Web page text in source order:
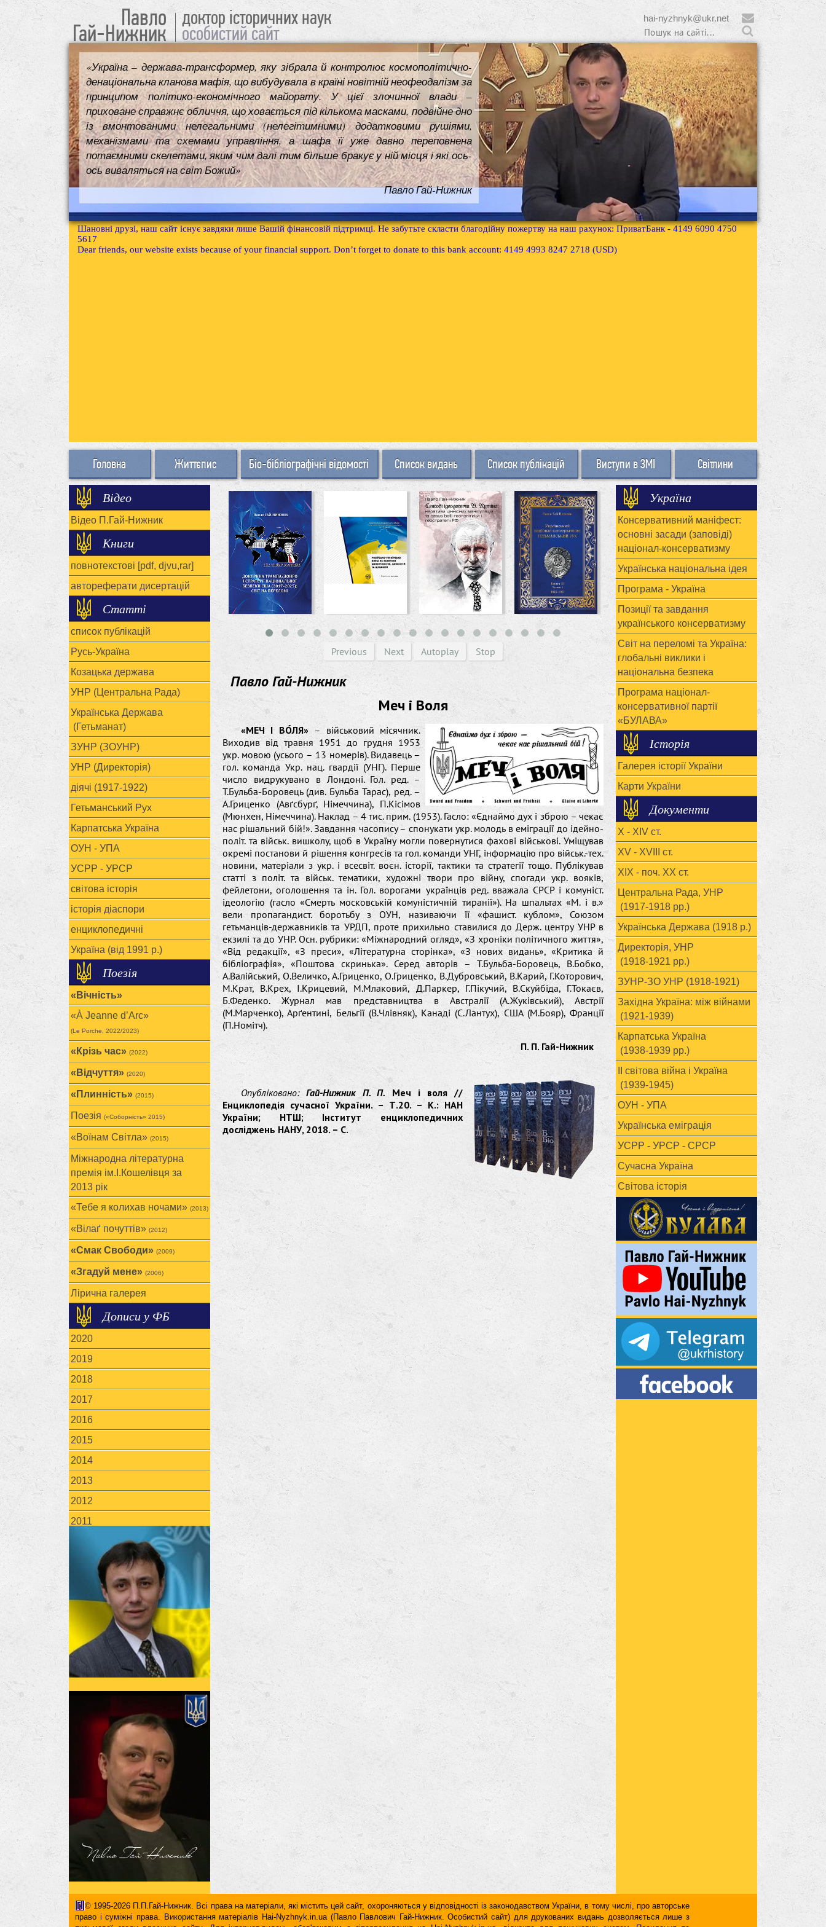
Павло
Гай-Нижник
доктор історичних наук
особистий сайт
hai-nyzhnyk@ukr.net
«Україна – держава-трансформер, яку зібрала й контролює космополітично-
денаціональна кланова мафія, що вибудувала в країні новітній неофеодалізм за
принципом політико-економічного майорату. У цієї злочинної влади –
приховане справжнє обличчя, що ховається під кількома масками, подвійне дно
із вмонтованими нелегальними (нелегітимними) додатковими рушіями,
механізмами та схемами управління, а шафа її уже давно переповнена
потаємними скелетами, яким чим далі тим більше бракує у ній місця і які ось-
ось виваляться на світ Божий»
Павло Гай-Нижник
Шановні друзі, наш сайт існує завдяки лише Вашій фінансовій підтримці. Не забутьте скласти благодійну пожертву на наш рахунок: ПриватБанк - 4149 6090 4750
5617
Dear friends, our website exists because of your financial support. Don’t forget to donate to this bank account: 4149 4993 8247 2718 (USD)
Головна Життєпис Біо-бібліографічні відомості Список видань Список публікацій Виступи в ЗМІ Світлини
Відео
Відео П.Гай-Нижник
Книги
повнотекстові [pdf, djvu,rar]
автореферати дисертацій
Статті
список публікацій
Русь-Україна
Козацька держава
УНР (Центральна Рада)
Українська Держава
(Гетьманат)
ЗУНР (ЗОУНР)
УНР (Директорія)
діячі (1917-1922)
Гетьманський Рух
Карпатська Україна
ОУН - УПА
УСРР - УРСР
світова історія
історія діаспори
енциклопедичні
Україна (від 1991 р.)
Поезія
«Вічність»
«À Jeanne d’Arc»
(Le Porche, 2022/2023)
«Крізь час» (2022)
«Відчуття» (2020)
«Плинність» (2015)
Поезія («Соборність» 2015)
«Воїнам Cвітла» (2015)
Міжнародна літературна
премія ім.І.Кошелівця за
2013 рік
«Тебе я колихав ночами» (2013)
«Вілаґ почуттів» (2012)
«Смак Свободи» (2009)
«Згадуй мене» (2006)
Лірична галерея
Дописи у ФБ
2020
2019
2018
2017
2016
2015
2014
2013
2012
2011
Previous Next Autoplay Stop
Павло Гай-Нижник
Меч і Воля
«МЕЧ І ВО́ЛЯ» – військовий місячник.
Виходив від травня 1951 до грудня 1953
укр. мовою (усього – 13 номерів). Видавець –
гол. команда Укр. нац. гвардії (УНГ). Перше
число видрукувано в Лондоні. Гол. ред. –
Т.Бульба-Боровець (див. Бульба Тарас), ред. –
А.Гриценко (Авґсбурґ, Німеччина), П.Кісімов
(Мюнхен, Німеччина). Наклад – 4 тис. прим. (1953). Гасло: «Єднаймо дух і зброю – чекає
нас рішальний бій!». Завдання часопису – спонукати укр. молодь в еміграції до ідейно-
політ. та військ. вишколу, щоб в Україну могли повернутися фахові військові. Уміщував
окремі постанови й рішення конгресів та гол. команди УНГ, інформацію про військ.-тех.
новини, матеріали з укр. і всесвіт. воєн. історії, тактики та стратегії тощо. Публікував
статті з політ. та військ. тематики, художні твори про війну, спогади укр. вояків,
фейлетони, оголошення та ін. Гол. ворогами українців ред. вважала СРСР і комуніст.
ідеологію (гасло «Смерть московській комуністичній тиранії»). На шпальтах «М. і в.»
вели пропагандист. боротьбу з ОУН, називаючи її «фашист. кублом», Союзом
гетьманців-державників та УРДП, проте прихильно ставилися до Держ. центру УНР в
екзилі та до УНР. Осн. рубрики: «Міжнародний огляд», «З хроніки політичного життя»,
«Від редакції», «З преси», «Літературна сторінка», «З нових видань», «Критика й
бібліографія», «Поштова скринька». Серед авторів – Т.Бульба-Боровець, В.Бобко,
А.Валійський, О.Величко, А.Гриценко, О.Гриценко, В.Дубровський, В.Карий, Г.Которович,
М.Крат, В.Крех, І.Крицевий, М.Млаковий, Д.Паркер, Г.Пікучий, В.Скуйбіда, Г.Токаєв,
Б.Феденко. Журнал мав представництва в Австралії (А.Жуківський), Австрії
(М.Марченко), Арґентині, Бельгії (В.Члівняк), Канаді (С.Лантух), США (М.Бояр), Франції
(П.Номітч).
П. П. Гай-Нижник
Опубліковано: Гай-Нижник П. П. Меч і воля //
Енциклопедія сучасної України. – Т.20. – К.: НАН
України; НТШ; Інститут енциклопедичних
досліджень НАНУ, 2018. – С.
Україна
Консервативний маніфест:
основні засади (заповіді)
націонал-консерватизму
Українська національна ідея
Програма - Україна
Позиції та завдання
українського консерватизму
Світ на переломі та Україна:
глобальні виклики і
національна безпека
Програма націонал-
консервативної партії
«БУЛАВА»
Історія
Галерея історії України
Карти України
Документи
X - XIV ст.
XV - XVIII ст.
ХІХ - поч. ХХ ст.
Центральна Рада, УНР
(1917-1918 рр.)
Українська Держава (1918 р.)
Директорія, УНР
(1918-1921 рр.)
ЗУНР-ЗО УНР (1918-1921)
Західна Україна: між війнами
(1921-1939)
Карпатська Україна
(1938-1939 рр.)
ІІ світова війна і Україна
(1939-1945)
ОУН - УПА
Українська еміграція
УСРР - УРСР - СРСР
Сучасна Україна
Світова історія
© 1995-2026 П.П.Гай-Нижник. Всі права на матеріали, які містить цей сайт, охороняються у відповідності із законодавством України, в тому числі, про авторське
право і суміжні права. Використання матерiалiв Hai-Nyzhnyk.in.ua (Павло Павлович Гай-Нижник. Особистий сайт) для друкованих видань дозволяється лише з
письмової згоди власника сайту. Для iнтернет-видань обов'язковим є гiперпосилання на Hai-Nyzhnyk.in.ua, відкрите для пошукових систем. Посилання та
гіперпосилання повинні міститися виключно в першому чи в другому абзаці тексту.